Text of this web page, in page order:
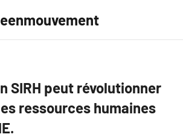
SIRH peut révolutionner
ressources humaines